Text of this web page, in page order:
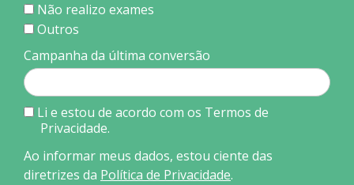
Não realizo exames
Outros
Campanha da última conversão
Li e estou de acordo com os Termos de
Privacidade.
Ao informar meus dados, estou ciente das
diretrizes da Política de Privacidade.